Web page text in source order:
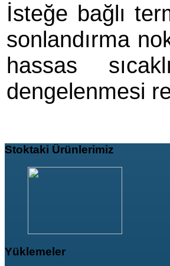
İsteğe bağlı
sonlandırma
hassas
dengelenmesi
Stoktaki Ürünlerimiz
Yüklemeler